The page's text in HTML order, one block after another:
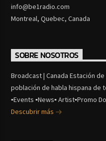
info@be1radio.com
Montreal, Quebec, Canada
SOBRE NOSOTROS
Broadcast | Canada Estación
población de habla hispana de
▪Events ▪News▪ Artist▪Promo
Descubrir más